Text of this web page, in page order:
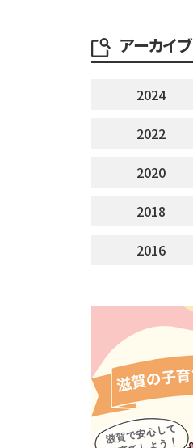
アーカイブ
2024
2022
2020
2018
2016